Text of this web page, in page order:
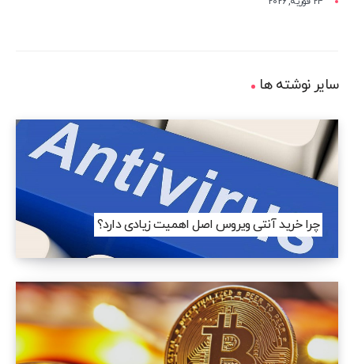
سایر نوشته ها
چرا خرید آنتی ویروس اصل اهمیت زیادی دارد؟